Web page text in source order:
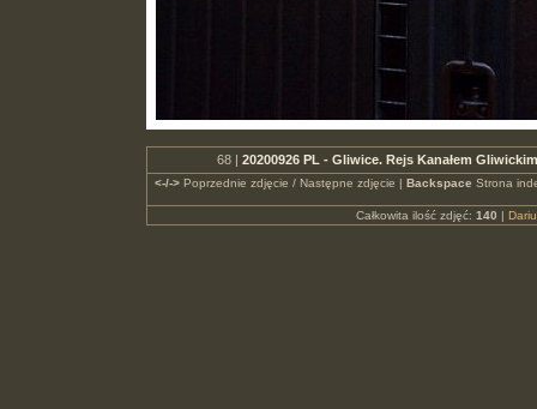
68 | 20200926 PL - Gliwice. Rejs Kanałem
<-/->Poprzednie zdjęcie / Następne zdjęcie | Backspace Strona
Całkowita ilość zdjęć: 140 |